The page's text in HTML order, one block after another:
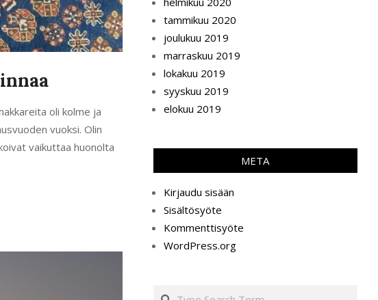
oli kolme ja
vuoksi. Olin
vaikuttaa huonolta
tammikuu 2020
joulukuu 2019
marraskuu 2019
lokakuu 2019
syyskuu 2019
elokuu 2019
META
Kirjaudu sisään
Sisältösyöte
Kommenttisyöte
WordPress.org
Search